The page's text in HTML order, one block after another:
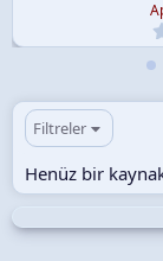
Filtreler
Henüz bir